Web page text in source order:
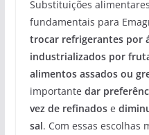
Substituições
fundamentais para
trocar refrigerantes por
industrializados por
alimentos assados ou
importante dar
vez de refinadose
sal. Com essas escolhas